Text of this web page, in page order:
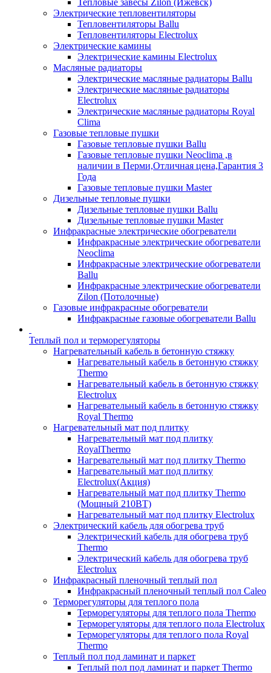
Тепловые завесы Zilon (Ижевск)
Электрические тепловентиляторы
Тепловентиляторы Ballu
Тепловентиляторы Electrolux
Электрические камины
Электрические камины Electrolux
Масляные радиаторы
Электрические масляные радиаторы Ballu
Электрические масляные радиаторы
Electrolux
Электрические масляные радиаторы Royal
Clima
Газовые тепловые пушки
Газовые тепловые пушки Ballu
Газовые тепловые пушки Neoclima ,в
наличии в Перми,Отличная цена,Гарантия 3
Года
Газовые тепловые пушки Master
Дизельные тепловые пушки
Дизельные тепловые пушки Ballu
Дизельные тепловые пушки Master
Инфракрасные электрические обогреватели
Инфракрасные электрические обогреватели
Neoclima
Инфракрасные электрические обогреватели
Ballu
Инфракрасные электрические обогреватели
Zilon (Потолочные)
Газовые инфракрасные обогреватели
Инфракрасные газовые обогреватели Ballu
Теплый пол и терморегуляторы
Нагревательный кабель в бетонную стяжку
Нагревательный кабель в бетонную стяжку
Thermo
Нагревательный кабель в бетонную стяжку
Electrolux
Нагревательный кабель в бетонную стяжку
Royal Thermo
Нагревательный мат под плитку
Нагревательный мат под плитку
RoyalThermo
Нагревательный мат под плитку Thermo
Нагревательный мат под плитку
Electrolux(Акция)
Нагревательный мат под плитку Thermo
(Мощный 210ВТ)
Нагревательный мат под плитку Electrolux
Электрический кабель для обогрева труб
Электрический кабель для обогрева труб
Thermo
Электрический кабель для обогрева труб
Electrolux
Инфракрасный пленочный теплый пол
Инфракрасный пленочный теплый пол Caleo
Терморегуляторы для теплого пола
Терморегуляторы для теплого пола Thermo
Терморегуляторы для теплого пола Electrolux
Терморегуляторы для теплого пола Royal
Thermo
Теплый пол под ламинат и паркет
Теплый пол под ламинат и паркет Thermo